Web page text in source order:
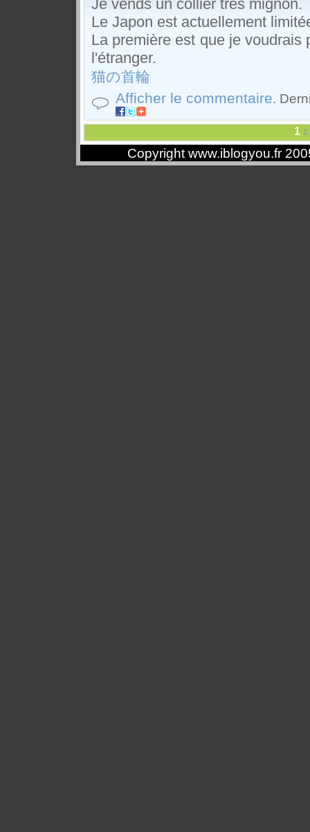
Je vends un collier très mignon.
Le Japon est actuellement
La première est que je voudrais
l'étranger.
猫の首輪
Afficher le commentaire.
1 2
Copyright www.iblogyou.fr